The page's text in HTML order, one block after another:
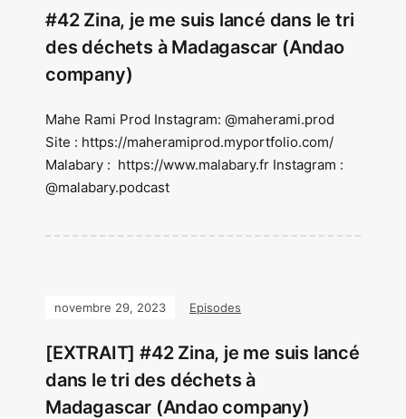
#42 Zina, je me suis lancé dans le tri
des déchets à Madagascar (Andao
company)
Mahe Rami Prod Instagram: @maherami.prod
Site : https://maheramiprod.myportfolio.com/
Malabary : https://www.malabary.fr Instagram :
@malabary.podcast
novembre 29, 2023 Episodes
[EXTRAIT] #42 Zina, je me suis lancé
dans le tri des déchets à
Madagascar (Andao company)